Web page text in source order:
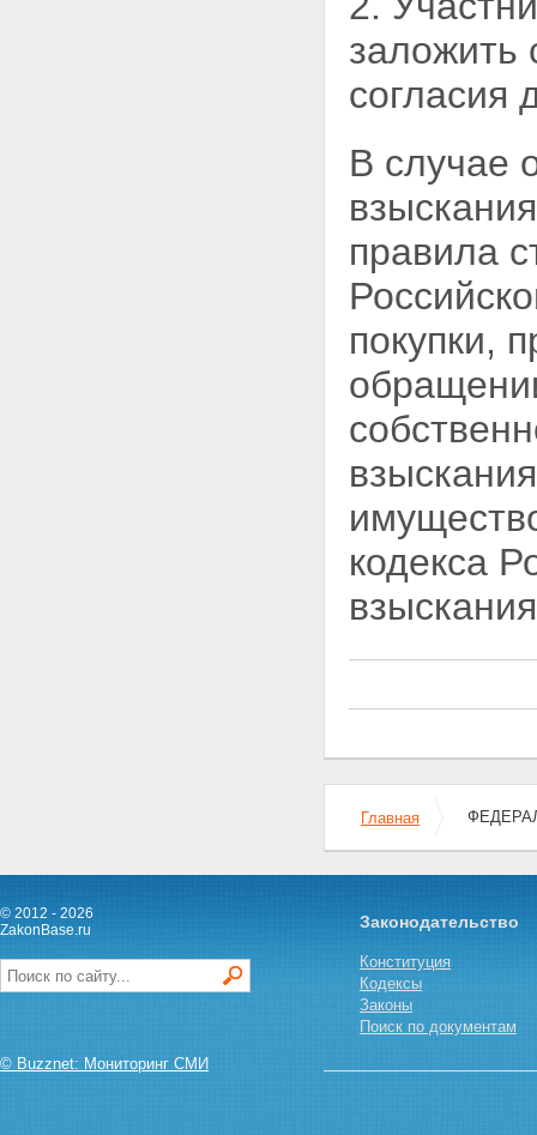
заложить
согласия
В случае
правила
покупки,
кодекса
Главная
© 2012 - 2026
ZakonBase.ru
© Buzznet: Мониторинг СМИ
Законодательство
Конституция
Кодексы
Законы
Поиск по документам